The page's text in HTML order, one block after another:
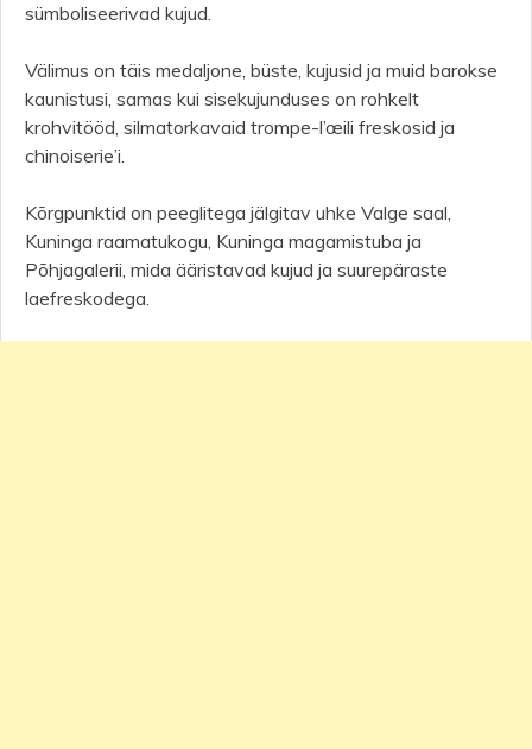
sümboliseerivad kujud.
Välimus on täis medaljone, büste, kujusid ja muid barokse
kaunistusi, samas kui sisekujunduses on rohkelt
krohvitööd, silmatorkavaid trompe-l’œili freskosid ja
chinoiserie’i.
Kõrgpunktid on peeglitega jälgitav uhke Valge saal,
Kuninga raamatukogu, Kuninga magamistuba ja
Põhjagalerii, mida ääristavad kujud ja suurepäraste
laefreskodega.